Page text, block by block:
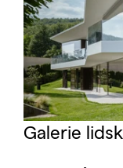
Galerie